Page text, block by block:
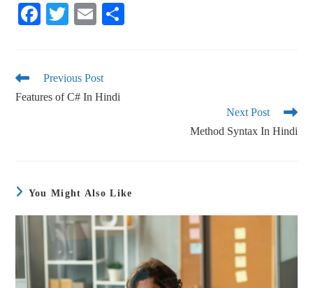
Fa
ok
T
r
E
Previous Post
Features of C# In Hindi
Next Post
Method Syntax In Hindi
You Might Also Like